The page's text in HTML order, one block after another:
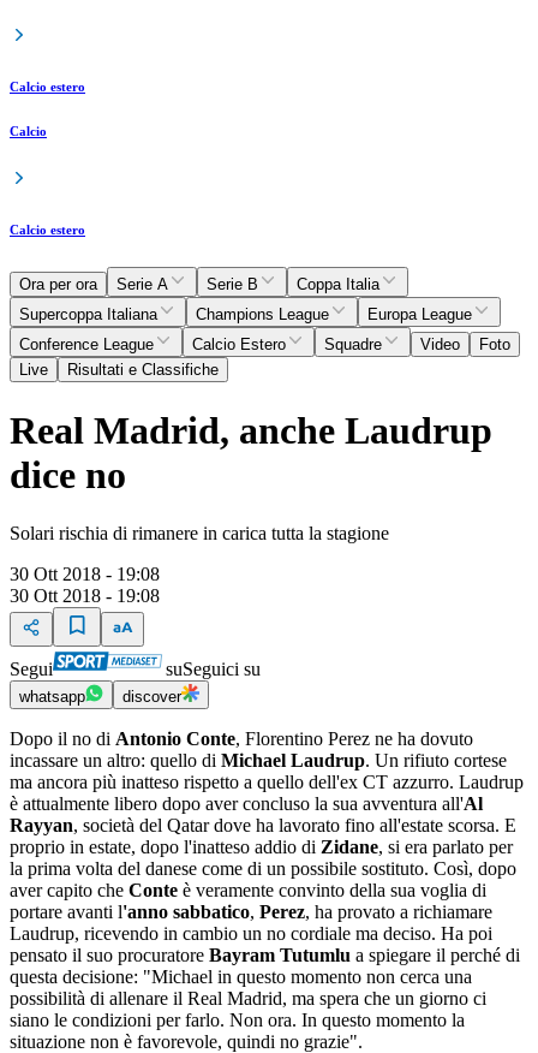
Calcio estero
Calcio
Calcio estero
Ora per ora Serie A Serie B
Coppa Italia
Supercoppa Italiana
Champions League
Europa League
Conference League
Calcio Estero Squadre Video
Foto
Live
Risultati e Classifiche
Real Madrid, anche Laudrup
dice no
Solari rischia di rimanere in carica tutta la stagione
30 Ott 2018 - 19:08
30 Ott 2018 - 19:08
Segui suSeguici su
whatsapp discover
Dopo il no di Antonio Conte, Florentino Perez ne ha dovuto
incassare un altro: quello di Michael Laudrup. Un rifiuto cortese
ma ancora più inatteso rispetto a quello dell'ex CT azzurro. Laudrup
è attualmente libero dopo aver concluso la sua avventura all'Al
Rayyan, società del Qatar dove ha lavorato fino all'estate scorsa. E
proprio in estate, dopo l'inatteso addio di Zidane, si era parlato per
la prima volta del danese come di un possibile sostituto. Così, dopo
aver capito che Conte è veramente convinto della sua voglia di
portare avanti l'anno sabbatico, Perez, ha provato a richiamare
Laudrup, ricevendo in cambio un no cordiale ma deciso. Ha poi
pensato il suo procuratore Bayram Tutumlu a spiegare il perché di
questa decisione: "Michael in questo momento non cerca una
possibilità di allenare il Real Madrid, ma spera che un giorno ci
siano le condizioni per farlo. Non ora. In questo momento la
situazione non è favorevole, quindi no grazie".